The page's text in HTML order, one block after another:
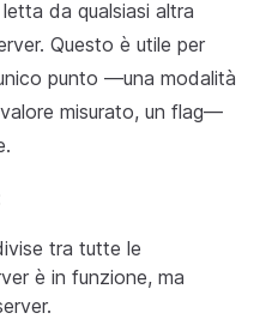
da qualsiasi altra
Questo è utile per
punto —una modalità
misurato, un flag—
tra tutte le
è in funzione, ma